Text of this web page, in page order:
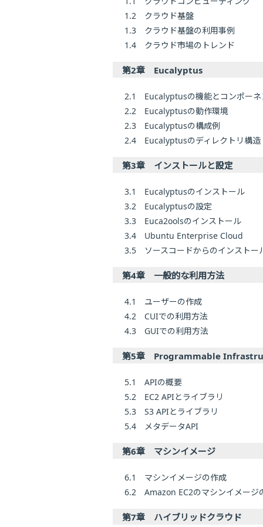
1.2 クラウド基盤
1.3 クラウド基盤の利用事例
1.4 クラウド市場のトレンド
第2章 Eucalyptus
2.1 Eucalyptusの機能とコンポーネ
2.2 Eucalyptusの動作環境
2.3 Eucalyptusの構成例
2.4 Eucalyptusのディレクトリ構造
第3章 インストールと設定
3.1 Eucalyptusのインストール
3.2 Eucalyptusの設定
3.3 Euca2oolsのインストール
3.4 Ubuntu Enterprise Cloud
3.5 ソースコードからのインストー
第4章 一般的な利用方法
4.1 ユーザーの作成
4.2 CUIでの利用方法
4.3 GUIでの利用方法
第5章 Programmable
5.1 APIの概要
5.2 EC2 APIとライブラリ
5.3 S3 APIとライブラリ
5.4 メタデータAPI
第6章 マシンイメージ
6.1 マシンイメージの作成
6.2 Amazon EC2のマシンイメージ
第7章 ハイブリッドクラウド